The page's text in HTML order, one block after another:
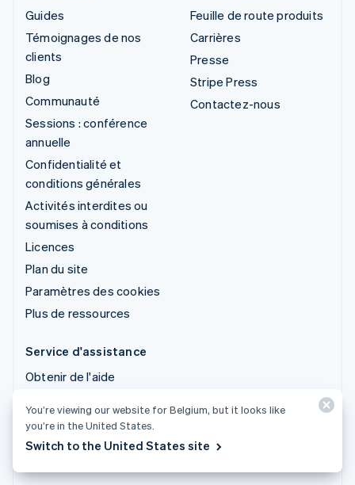
Guides
Témoignages de nos
clients
Blog
Communauté
Sessions : conférence
annuelle
Confidentialité et
conditions générales
Activités interdites ou
soumises à conditions
Licences
Plan du site
Paramètres des cookies
Plus de ressources
Feuille de route produits
Carrières
Presse
Stripe Press
Contactez-nous
Service d'assistance
Obtenir de l'aide
gérées
You’re viewing our website for Belgium, but it looks like
you’re in the United States.
Switch to the United States site